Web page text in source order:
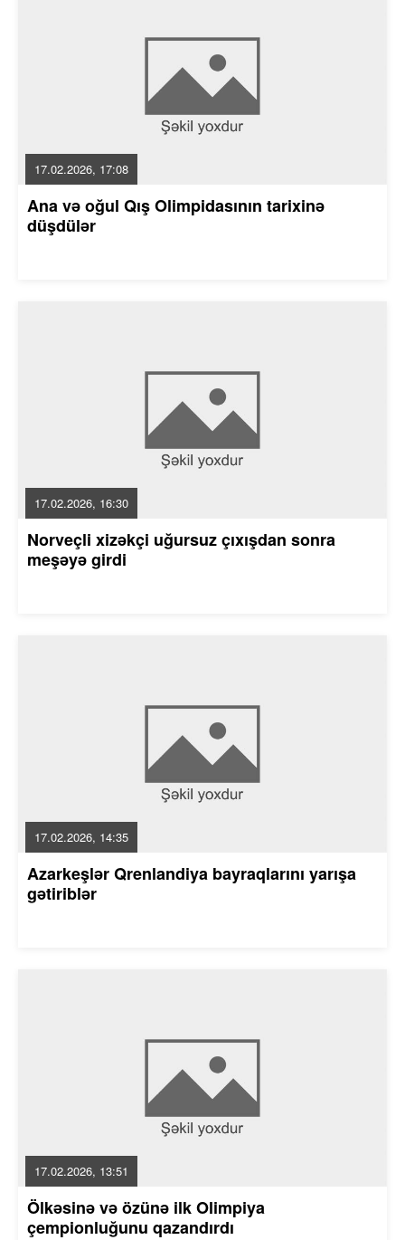
17.02.2026, 17:08
Ana və oğul Qış Olimpidasının tarixinə
düşdülər
17.02.2026, 16:30
Norveçli xizəkçi uğursuz çıxışdan sonra
meşəyə girdi
17.02.2026, 14:35
Azarkeşlər Qrenlandiya bayraqlarını yarışa
gətiriblər
17.02.2026, 13:51
Ölkəsinə və özünə ilk Olimpiya
çempionluğunu qazandırdı